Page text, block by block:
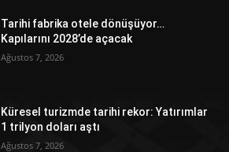
Tarihi fabrika otele dönüşüyor…
Kapılarını 2028’de açacak
Ağustos 7, 2026
Küresel turizmde tarihi rekor: Yatırımlar
1 trilyon doları aştı
Ağustos 7, 2026